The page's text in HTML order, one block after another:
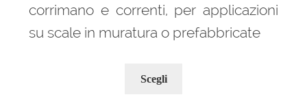
corrimano e correnti, per applicazioni
su scale in muratura o prefabbricate
Scegli